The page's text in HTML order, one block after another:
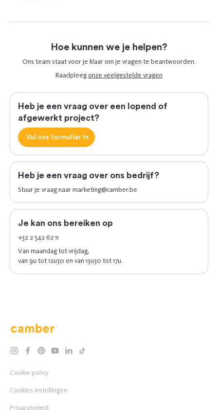
Hoe kunnen we je helpen?
Ons team staat voor je klaar om je vragen te beantwoorden.
Raadpleegonze veelgestelde vragen
Heb je een vraag over een lopend of
afgewerkt project?
Vul ons formulier in
Heb je een vraag over ons bedrijf?
Stuur je vraag naarmarketing@camber.be
Je kan ons bereiken op
+32 2 542 62 11
Van maandag tot vrijdag,
van 9u tot 12u30 en van 13u30 tot 17u.
Camber
instagramfacebookpinterestyoutubelinkedintiktok
Cookie policy
Cookies instellingen
Privacybeleid